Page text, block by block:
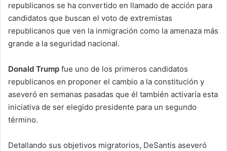
republicanos se ha convertido en llamado de acción para
candidatos que buscan el voto de extremistas
republicanos que ven la inmigración como la amenaza más
grande a la seguridad nacional.
Donald Trump fue uno de los primeros candidatos
republicanos en proponer el cambio a la constitución y
aseveró en semanas pasadas que él también activaría esta
iniciativa de ser elegido presidente para un segundo
término.
Detallando sus objetivos migratorios, DeSantis aseveró